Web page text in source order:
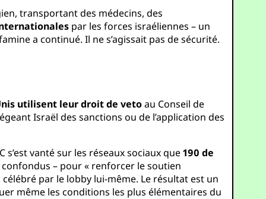
transportant des médecins, des
par les forces israéliennes – un
a continué. Il ne s’agissait pas de sécurité.
utilisent leur droit de vetoau Conseil de
Israël des sanctions ou de l’application des
s’est vanté sur les réseaux sociaux que190 de
– pour « renforcer le soutien
par le lobby lui-même. Le résultat est un
même les conditions les plus élémentaires du